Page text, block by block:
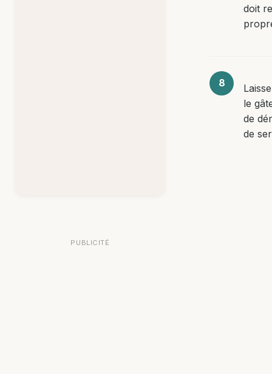
PUBLICITÉ
doit
le
de
de